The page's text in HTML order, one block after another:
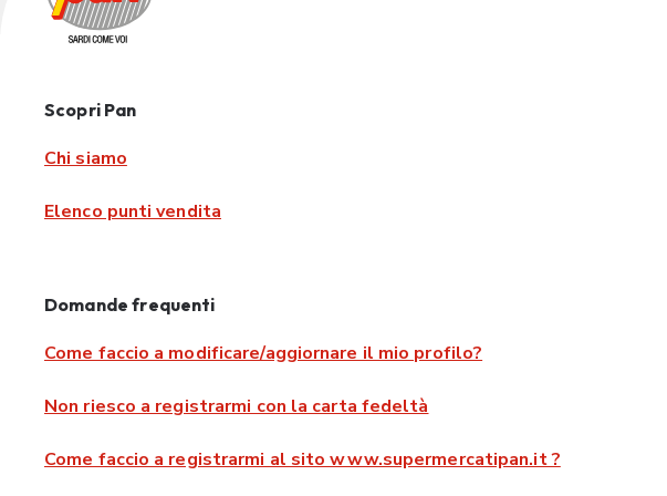
Scopri Pan
Chi siamo
Elenco punti vendita
Domande frequenti
Come faccio a modificare/aggiornare il mio profilo?
Non riesco a registrarmi con la carta fedeltà
Come faccio a registrarmi al sito www.supermercatipan.it ?